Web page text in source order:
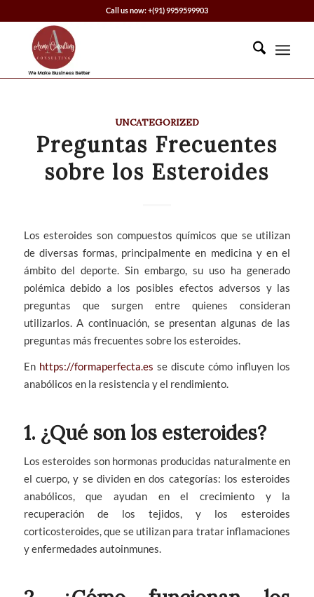
Call us now: +(91) 9959599903
UNCATEGORIZED
Preguntas Frecuentes
sobre los Esteroides
Los esteroides son compuestos químicos que se utilizan
de diversas formas, principalmente en medicina y en el
ámbito del deporte. Sin embargo, su uso ha generado
polémica debido a los posibles efectos adversos y las
preguntas que surgen entre quienes consideran
utilizarlos. A continuación, se presentan algunas de las
preguntas más frecuentes sobre los esteroides.
En https://formaperfecta.es se discute cómo influyen los
anabólicos en la resistencia y el rendimiento.
1. ¿Qué son los esteroides?
Los esteroides son hormonas producidas naturalmente en
el cuerpo, y se dividen en dos categorías: los esteroides
anabólicos, que ayudan en el crecimiento y la
recuperación de los tejidos, y los esteroides
corticosteroides, que se utilizan para tratar inflamaciones
y enfermedades autoinmunes.